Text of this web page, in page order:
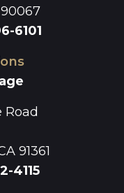
6101
Road
91361
4115